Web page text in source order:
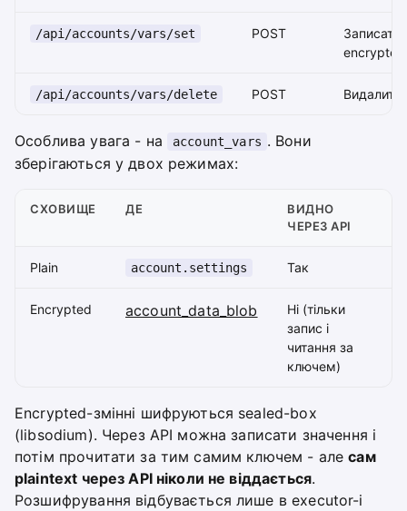
/api/accounts/vars/set POST
Записати
/api/accounts/vars/delete POST Видалити
Особлива увага - на account_vars . Вони
зберігаються у двох режимах:
СХОВИЩЕ ДЕ
ВИДНО
ЧЕРЕЗ API
Plain account.settings Так
Encrypted account_data_blob
Ні (тільки
запис і
читання за
ключем)
Encrypted-змінні шифруються sealed-box
(libsodium). Через API можна записати значення і
потім прочитати за тим самим ключем - алесам
plaintext через API ніколи не віддається.
Розшифрування відбувається лише в executor-і